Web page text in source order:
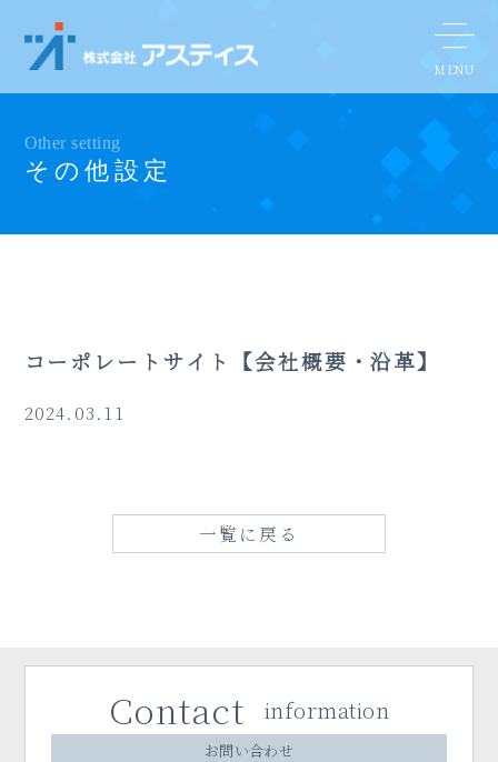
Other setting
その他設定
コーポレートサイト【会社概要・沿革】
2024.03.11
一覧に戻る
Contact information
お問い合わせ